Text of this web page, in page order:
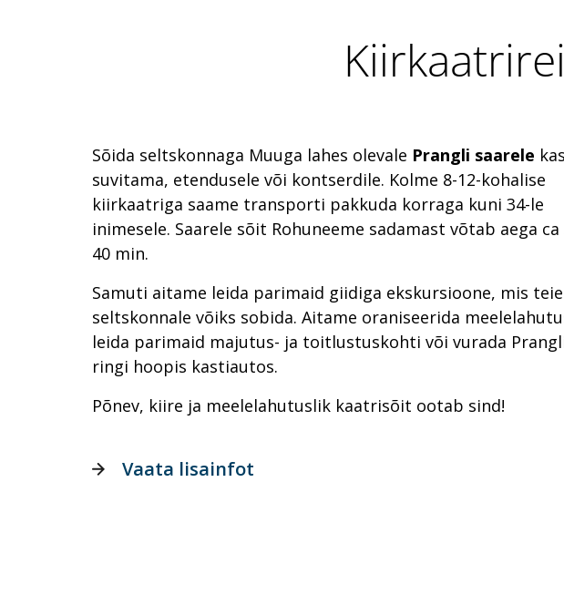
Sõida seltskonnaga Muuga lahes olevale Prangli saarele kas
suvitama, etendusele või kontserdile. Kolme 8-12-kohalise
kiirkaatriga saame transporti pakkuda korraga kuni 34-le
inimesele. Saarele sõit Rohuneeme sadamast võtab aega ca
40 min.
Samuti aitame leida parimaid giidiga ekskursioone, mis teie
seltskonnale võiks sobida. Aitame oraniseerida
leida parimaid majutus- ja toitlustuskohti või vurada
ringi hoopis kastiautos.
Põnev, kiire ja meelelahutuslik kaatrisõit ootab sind!
Vaata lisainfot